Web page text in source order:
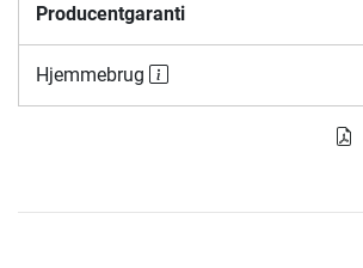
Producentgaranti
Hjemmebrug